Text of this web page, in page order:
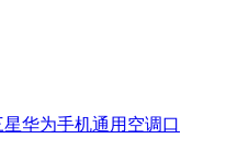
华为手机通用空调口